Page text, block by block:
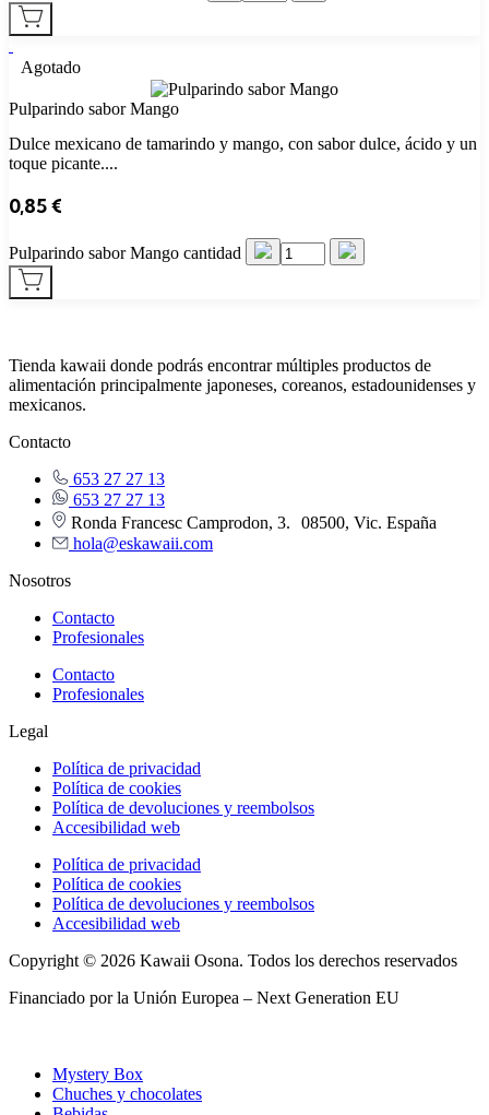
Agotado
Pulparindo sabor Mango
Dulce mexicano de tamarindo y mango, con sabor dulce, ácido y un
toque picante....
0,85€
Pulparindo sabor Mango cantidad
Tienda kawaii donde podrás encontrar múltiples productos de
alimentación principalmente japoneses, coreanos, estadounidenses y
mexicanos.
Contacto
653 27 27 13
653 27 27 13
Ronda Francesc Camprodon, 3. 08500, Vic. España
hola@eskawaii.com
Nosotros
Contacto
Profesionales
Contacto
Profesionales
Legal
Política de privacidad
Política de cookies
Política de devoluciones y reembolsos
Accesibilidad web
Política de privacidad
Política de cookies
Política de devoluciones y reembolsos
Accesibilidad web
Copyright © 2026 Kawaii Osona. Todos los derechos reservados
Financiado por la Unión Europea – Next Generation EU
Mystery Box
Chuches y chocolates